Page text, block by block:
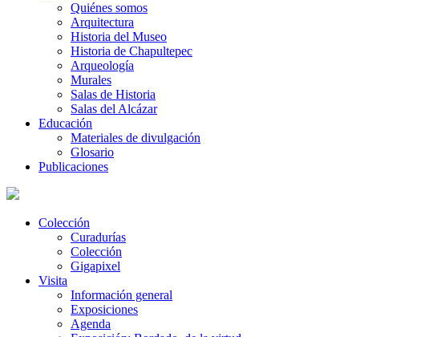
Quiénes somos
Arquitectura
Historia del Museo
Historia de Chapultepec
Arqueología
Murales
Salas de Historia
Salas del Alcázar
Educación
Materiales de divulgación
Glosario
Publicaciones
Colección
Curadurías
Colección
Gigapixel
Visita
Información general
Exposiciones
Agenda